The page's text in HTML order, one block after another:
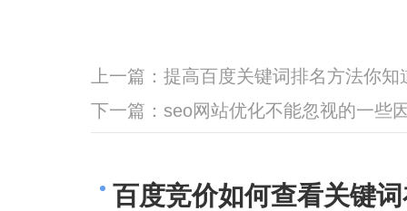
上一篇： 提高百度关键词排名方法你知
下一篇： seo网站优化不能忽视的一些
百度竞价如何查看关键